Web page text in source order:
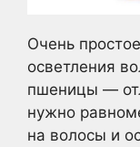
Очень
осветления
пшеницы —
нужно
на волосы и